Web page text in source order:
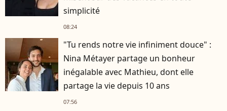
simplicité
08:24
"Tu rends notre vie infiniment douce" :
Nina Métayer partage un bonheur
inégalable avec Mathieu, dont elle
partage la vie depuis 10 ans
07:56